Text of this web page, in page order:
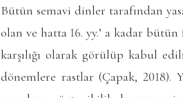
Bütün semavi dinler tarafından
olan ve hatta 16. yy.’ a kadar
karşılığı olarak görülüp kabul
dönemlere rastlar (Çapak,